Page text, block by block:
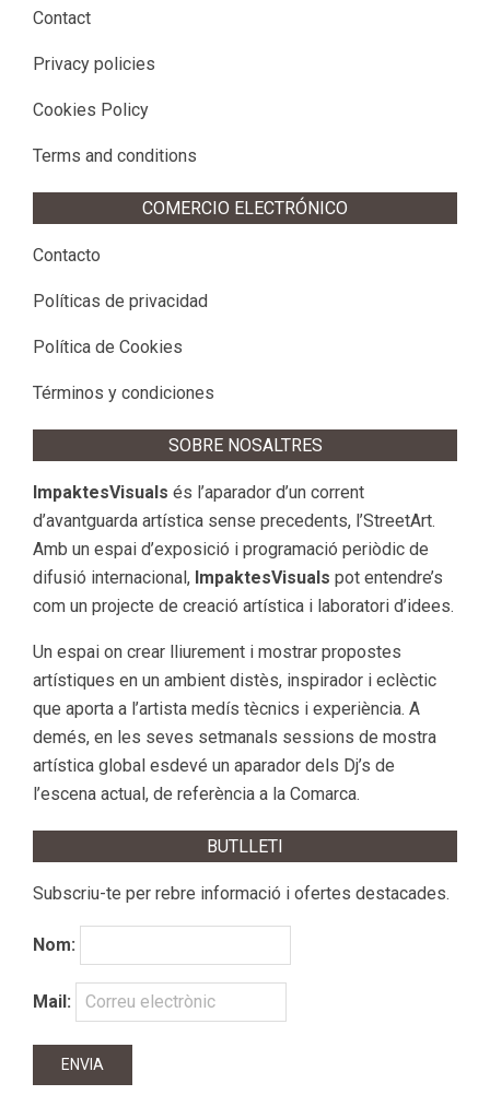
Contact
Privacy policies
Cookies Policy
Terms and conditions
COMERCIO ELECTRÓNICO
Contacto
Políticas de privacidad
Política de Cookies
Términos y condiciones
SOBRE NOSALTRES
ImpaktesVisuals és l’aparador d’un corrent
d’avantguarda artística sense precedents, l’StreetArt.
Amb un espai d’exposició i programació periòdic de
difusió internacional, ImpaktesVisuals pot entendre’s
com un projecte de creació artística i laboratori d’idees.
Un espai on crear lliurement i mostrar propostes
artístiques en un ambient distès, inspirador i eclèctic
que aporta a l’artista medís tècnics i experiència. A
demés, en les seves setmanals sessions de mostra
artística global esdevé un aparador dels Dj’s de
l’escena actual, de referència a la Comarca.
BUTLLETI
Subscriu-te per rebre informació i ofertes destacades.
Nom:
Mail: